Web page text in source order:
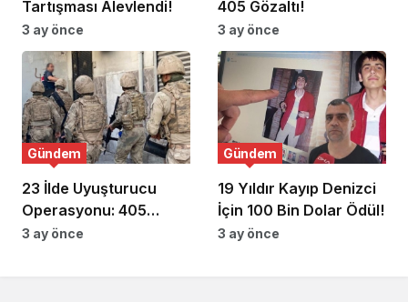
Tartışması Alevlendi!
3 ay önce
405 Gözaltı!
3 ay önce
23 İlde Uyuşturucu
Operasyonu: 405
Gözaltı!
Gündem
3 ay önce
19 Yıldır Kayıp Denizci
İçin 100 Bin Dolar Ödül!
Gündem
3 ay önce